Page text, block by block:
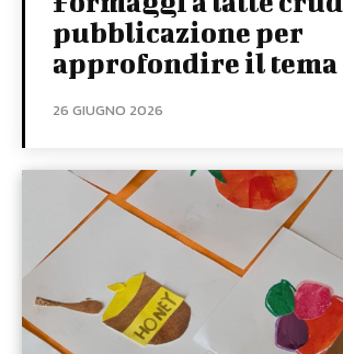
pubblicazione per
approfondire il tema
26 GIUGNO 2026